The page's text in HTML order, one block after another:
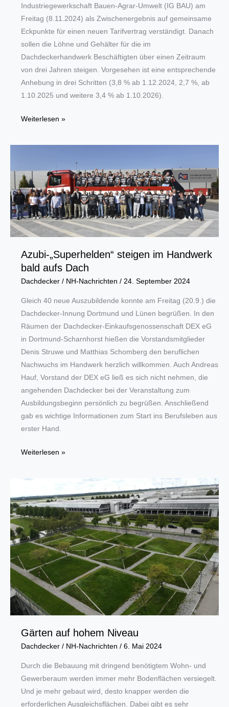
Industriegewerkschaft Bauen-Agrar-Umwelt (IG BAU) am
Freitag (8.11.2024) als Zwischenergebnis auf gemeinsame
Eckpunkte für einen neuen Tarifvertrag verständigt. Danach
sollen die Löhne und Gehälter für die im
Dachdeckerhandwerk Beschäftigten über einen Zeitraum
von drei Jahren steigen. Vorgesehen ist eine entsprechende
Anhebung in drei Schritten (3,8 % ab 1.12.2024, 2,7 %, ab
1.10.2025 und weitere 3,4 % ab 1.10.2026).
Tarifvertrag
und
im
Dachdeckerhandwerk
kurz
vor
dem
Abschluss
Weiterlesen »
Azubi-„Superhelden“ steigen im Handwerk
bald aufs Dach
Dachdecker/ NH-Nachrichten / 24. September 2024
Gleich 40 neue Auszubildende konnte am Freitag (20.9.) die
Dachdecker-Innung Dortmund und Lünen begrüßen. In den
Räumen der Dachdecker-Einkaufsgenossenschaft DEX eG
in Dortmund-Scharnhorst hießen die Vorstandsmitglieder
Denis Struwe und Matthias Schomberg den beruflichen
Nachwuchs im Handwerk herzlich willkommen. Auch Andreas
Hauf, Vorstand der DEX eG ließ es sich nicht nehmen, die
angehenden Dachdecker bei der Veranstaltung zum
Ausbildungsbeginn persönlich zu begrüßen. Anschließend
gab es wichtige Informationen zum Start ins Berufsleben aus
erster Hand.
Azubi-
steigen
Handwerk
bald
aufs
Dach
Weiterlesen »
Gärten auf hohem Niveau
Dachdecker/ NH-Nachrichten / 6. Mai 2024
Durch die Bebauung mit dringend benötigtem Wohn- und
Gewerberaum werden immer mehr Bodenflächen versiegelt.
Und je mehr gebaut wird, desto knapper werden die
erforderlichen Ausgleichsflächen. Dabei gibt es sehr